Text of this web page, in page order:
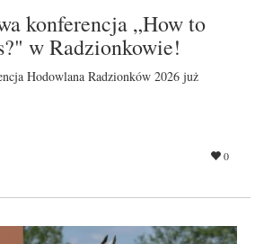
konferencja „How to
w Radzionkowie!
Hodowlana Radzionków 2026 już
0